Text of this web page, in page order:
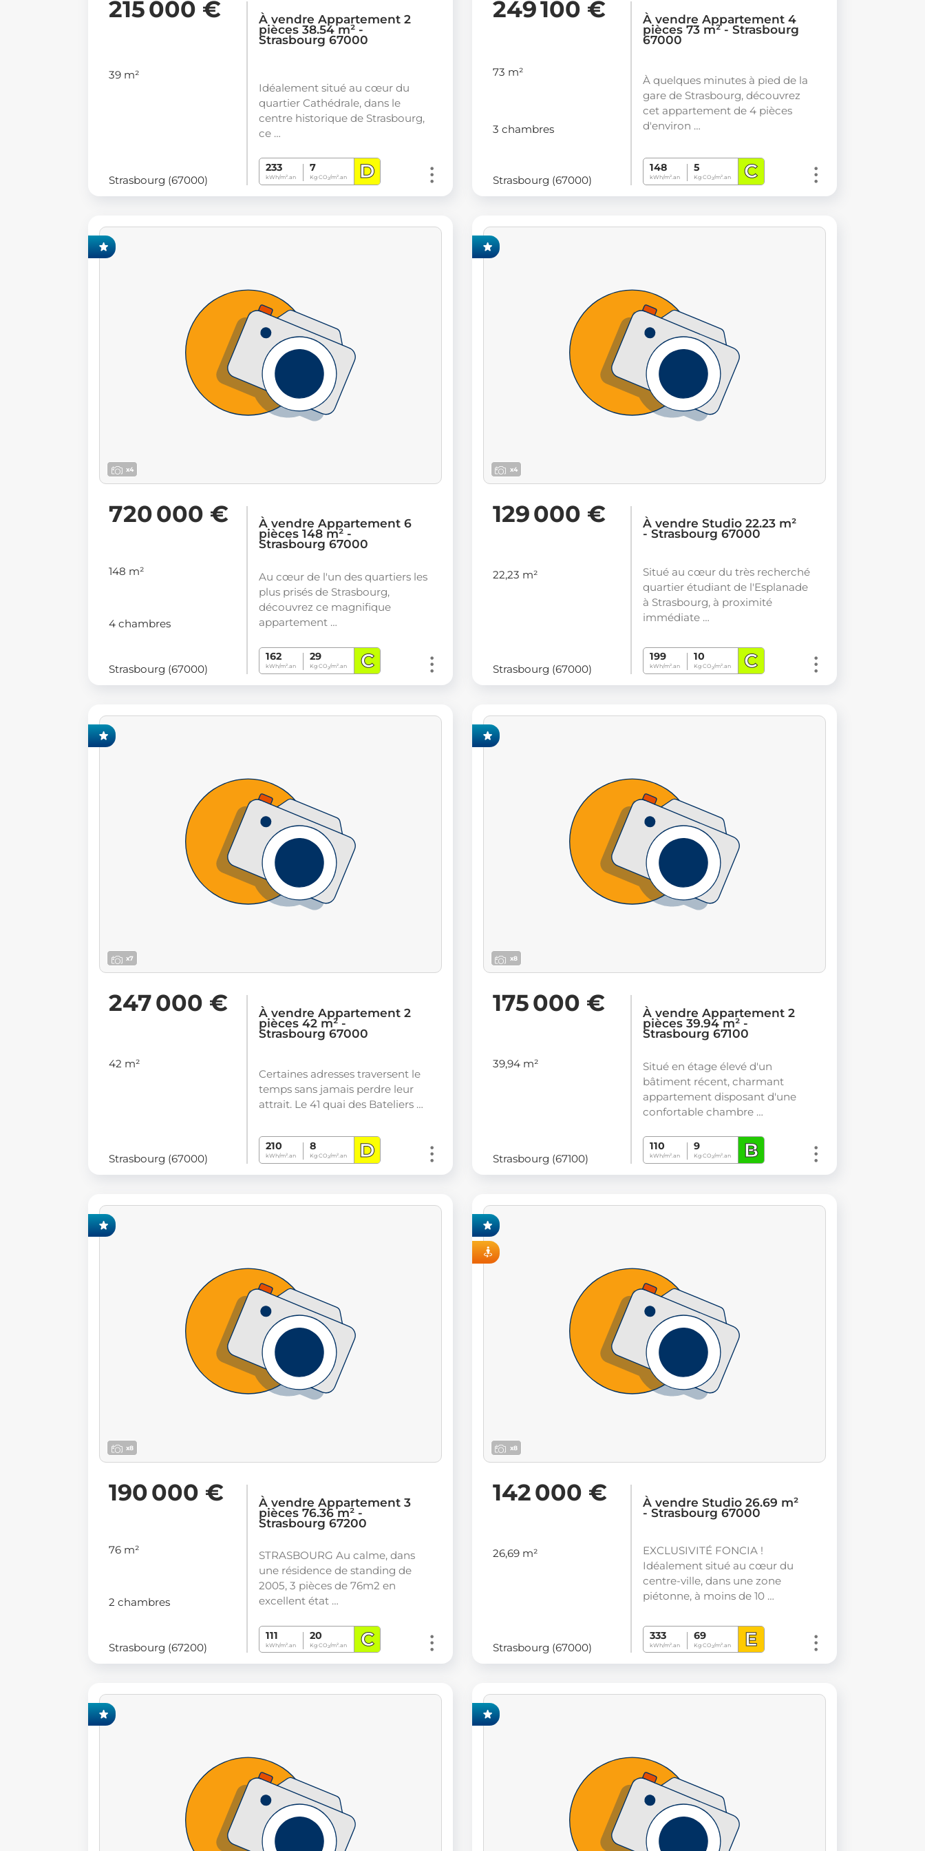
215 000 €
39 m²
Strasbourg (67000)
À vendre Appartement 2
pièces 38.54 m² -
Strasbourg 67000
Idéalement situé au cœur du
quartier Cathédrale, dans le
centre historique de Strasbourg,
ce …
233
kWh/m².an
7
Kg CO2/m².an D
249 100 €
73 m²
3 chambres
Strasbourg (67000)
À vendre Appartement 4
pièces 73 m² - Strasbourg
67000
À quelques minutes à pied de la
gare de Strasbourg, découvrez
cet appartement de 4 pièces
d'environ …
148
kWh/m².an
5
Kg CO2/m².an C
x4
720 000 €
148 m²
4 chambres
Strasbourg (67000)
À vendre Appartement 6
pièces 148 m² -
Strasbourg 67000
Au cœur de l'un des quartiers les
plus prisés de Strasbourg,
découvrez ce magnifique
appartement …
162
kWh/m².an
29
Kg CO2/m².an C
x4
129 000 €
22,23 m²
Strasbourg (67000)
À vendre Studio 22.23 m²
- Strasbourg 67000
Situé au cœur du très recherché
quartier étudiant de l'Esplanade
à Strasbourg, à proximité
immédiate …
199
kWh/m².an
10
Kg CO2/m².an C
x7
247 000 €
42 m²
Strasbourg (67000)
À vendre Appartement 2
pièces 42 m² -
Strasbourg 67000
Certaines adresses traversent le
temps sans jamais perdre leur
attrait. Le 41 quai des Bateliers …
210
kWh/m².an
8
Kg CO2/m².an D
x8
175 000 €
39,94 m²
Strasbourg (67100)
À vendre Appartement 2
pièces 39.94 m² -
Strasbourg 67100
Situé en étage élevé d'un
bâtiment récent, charmant
appartement disposant d'une
confortable chambre …
110
kWh/m².an
9
Kg CO2/m².an B
x8
190 000 €
76 m²
2 chambres
Strasbourg (67200)
À vendre Appartement 3
pièces 76.36 m² -
Strasbourg 67200
STRASBOURG Au calme, dans
une résidence de standing de
2005, 3 pièces de 76m2 en
excellent état …
111
kWh/m².an
20
Kg CO2/m².an C
x8
142 000 €
26,69 m²
Strasbourg (67000)
À vendre Studio 26.69 m²
- Strasbourg 67000
EXCLUSIVITÉ FONCIA !
Idéalement situé au cœur du
centre-ville, dans une zone
piétonne, à moins de 10 …
333
kWh/m².an
69
Kg CO2/m².an E